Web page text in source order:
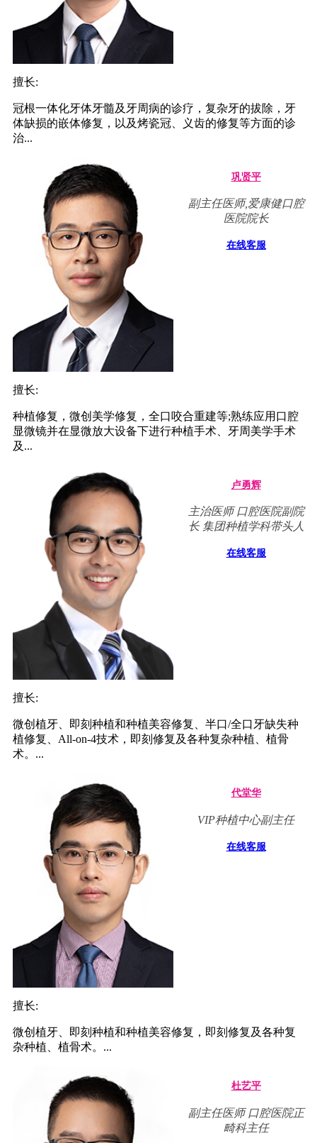
擅长:
冠根一体化牙体牙髓及牙周病的诊疗，复杂牙的拔除，牙
体缺损的嵌体修复，以及烤瓷冠、义齿的修复等方面的诊
治...
巩贤平
副主任医师,爱康健口腔
医院院长
在线客服
擅长:
种植修复，微创美学修复，全口咬合重建等;熟练应用口腔
显微镜并在显微放大设备下进行种植手术、牙周美学手术
及...
卢勇辉
主治医师 口腔医院副院
长 集团种植学科带头人
在线客服
擅长:
微创植牙、即刻种植和种植美容修复、半口/全口牙缺失种
植修复、All-on-4技术，即刻修复及各种复杂种植、植骨
术。...
代堂华
VIP种植中心副主任
在线客服
擅长:
微创植牙、即刻种植和种植美容修复，即刻修复及各种复
杂种植、植骨术。...
杜艺平
副主任医师 口腔医院正
畸科主任